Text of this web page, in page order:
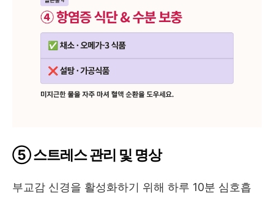
⑤ 스트레스 관리 및 명상
부교감 신경을 활성화하기 위해 하루 10분 심호흡